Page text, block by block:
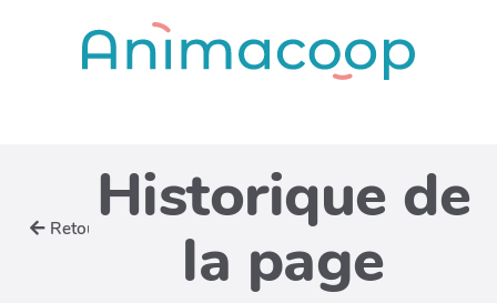
Retour Historique de
la page